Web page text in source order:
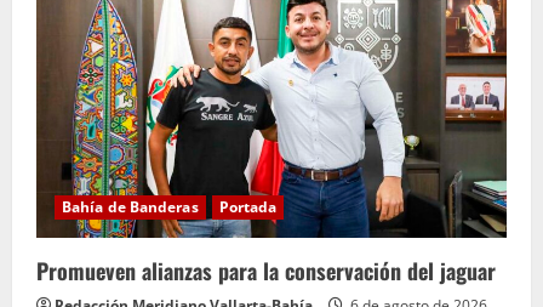
Bahía de Banderas Portada
Promueven alianzas para la conservación del jaguar